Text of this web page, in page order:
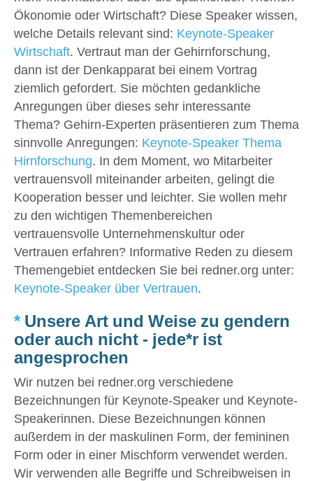
Ökonomie oder Wirtschaft? Diese Speaker wissen,
welche Details relevant sind: Keynote-Speaker
Wirtschaft. Vertraut man der Gehirnforschung,
dann ist der Denkapparat bei einem Vortrag
ziemlich gefordert. Sie möchten gedankliche
Anregungen über dieses sehr interessante
Thema? Gehirn-Experten präsentieren zum Thema
sinnvolle Anregungen: Keynote-Speaker Thema
Hirnforschung. In dem Moment, wo Mitarbeiter
vertrauensvoll miteinander arbeiten, gelingt die
Kooperation besser und leichter. Sie wollen mehr
zu den wichtigen Themenbereichen
vertrauensvolle Unternehmenskultur oder
Vertrauen erfahren? Informative Reden zu diesem
Themengebiet entdecken Sie bei redner.org unter:
Keynote-Speaker über Vertrauen.
* Unsere Art und Weise zu gendern
oder auch nicht - jede*r ist
angesprochen
Wir nutzen bei redner.org verschiedene
Bezeichnungen für Keynote-Speaker und Keynote-
Speakerinnen. Diese Bezeichnungen können
außerdem in der maskulinen Form, der femininen
Form oder in einer Mischform verwendet werden.
Wir verwenden alle Begriffe und Schreibweisen in